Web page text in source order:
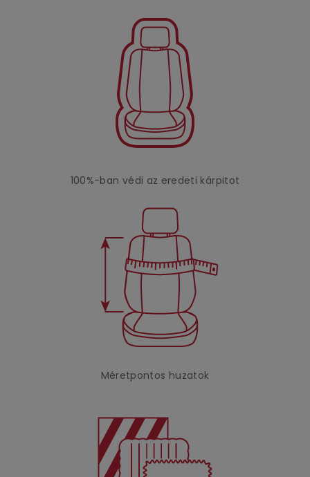
100%-ban védi az eredeti kárpitot
Méretpontos huzatok